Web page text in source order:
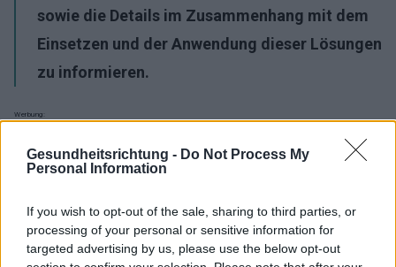
Gesundheitsrichtung - Do Not Process My
Personal Information
If you wish to opt-out of the sale, sharing to third parties, or
processing of your personal or sensitive information for
targeted advertising by us, please use the below opt-out
sowie die Details im Zusammenhang mit dem
Einsetzen und der Anwendung dieser Lösungen
zu informieren.
Werbung: